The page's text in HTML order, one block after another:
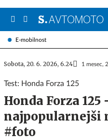
E-mobilnost
Sobota, 20. 6. 2026, 6.24 1 mesec,
Test: Honda Forza 125
Honda Forza
najpopularnejši
#foto